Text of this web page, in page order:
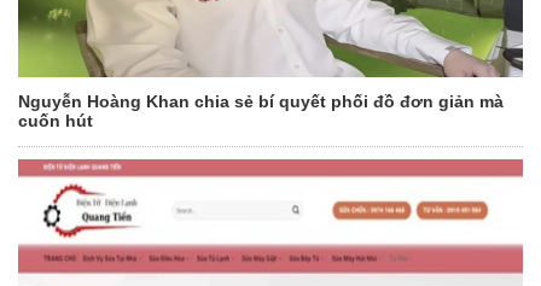
Nguyễn Hoàng Khan chia sẻ bí quyết phối đồ đơn giản mà
cuốn hút